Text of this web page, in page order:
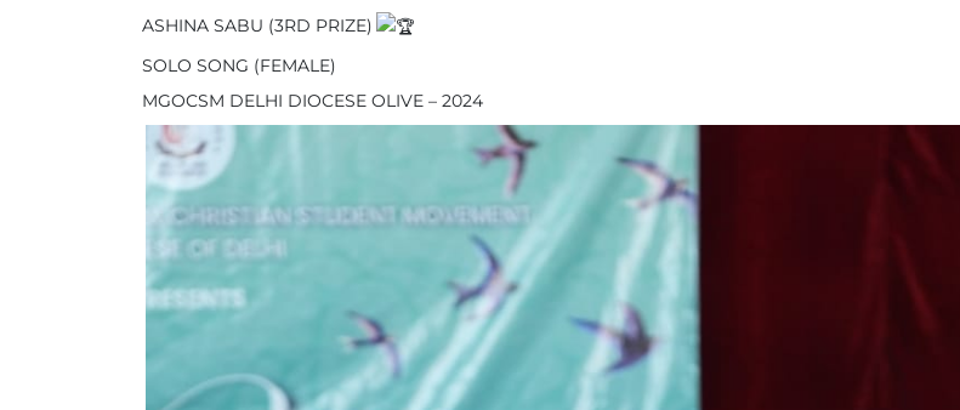
ASHINA SABU (3RD PRIZE)
SOLO SONG (FEMALE)
MGOCSM DELHI DIOCESE OLIVE – 2024